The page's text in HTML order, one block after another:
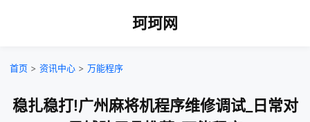
珂珂网
首页 > 资讯中心 > 万能程序
稳扎稳打!广州麻将机程序维修调试_日常对